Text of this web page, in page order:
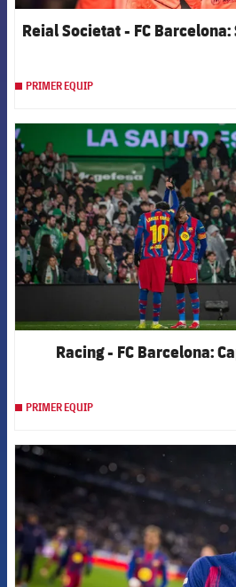
Reial Societat - FC
PRIMER EQUIP
FCB
Racing - FC Barcelona:
PRIMER EQUIP
FCB